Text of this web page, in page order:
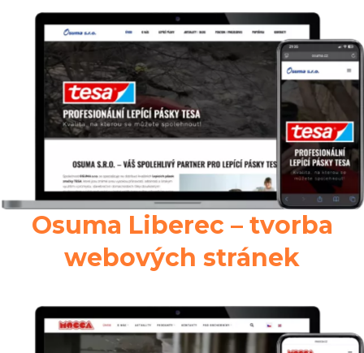
Osuma Liberec – tvorba
webových stránek